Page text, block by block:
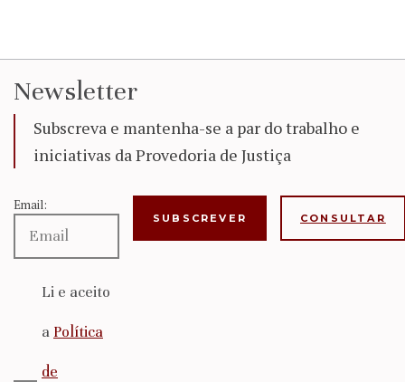
Newsletter
Subscreva e mantenha-se a par do trabalho e
iniciativas da Provedoria de Justiça
Email:
Li e aceito
a Política
de
CONSULTAR